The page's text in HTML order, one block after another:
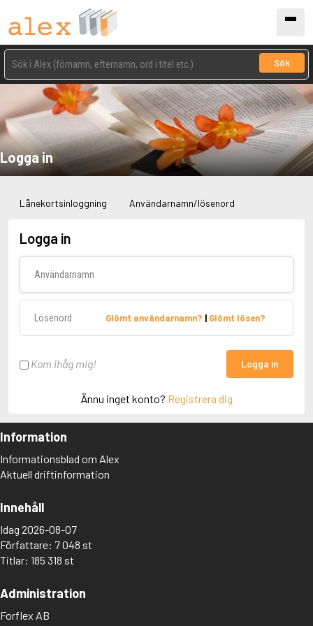
Sök
Logga in
Lånekortsinloggning Användarnamn/lösenord
Logga in
Glömt användarnamn? | Glömt lösen?
Kom ihåg mig! Logga in
Ännu inget konto? Registrera dig
Information
Informationsblad om Alex
Aktuell driftinformation
Innehåll
Idag 2026-08-07
Författare: 7 048 st
Titlar: 185 318 st
Administration
Forflex AB